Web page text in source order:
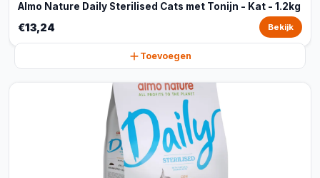
Almo Nature Daily Sterilised Cats met Tonijn - Kat - 1.2kg
€13,24 Bekijk
Toevoegen